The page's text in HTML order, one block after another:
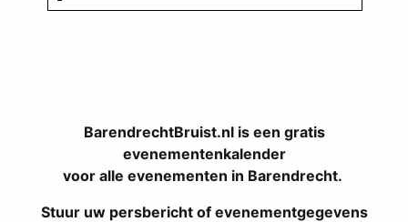
BarendrechtBruist.nl is een gratis
evenementenkalender
voor alle evenementen in Barendrecht.
Stuur uw persbericht of evenementgegevens